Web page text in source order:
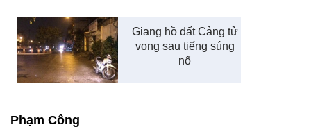
Giang hồ đất Cảng tử
vong sau tiếng súng
nổ
Phạm Công